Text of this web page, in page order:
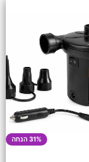
31% הנחה